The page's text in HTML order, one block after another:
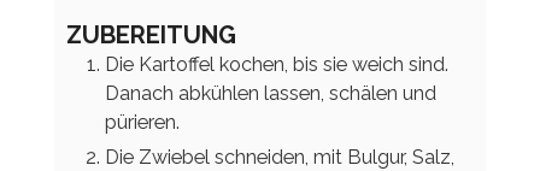
ZUBEREITUNG
Die Kartoffel kochen, bis sie weich sind.
Danach abkühlen lassen, schälen und
pürieren.
Die Zwiebel schneiden, mit Bulgur, Salz,